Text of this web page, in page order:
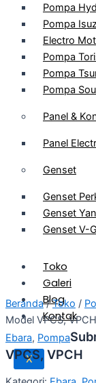
Pompa
Pompa
Electro
Pompa
Pompa
Pompa
Panel &
Panel
Genset
Genset
Genset
Genset V-
Toko
Galeri
Blog
Kontak
X
Beranda/Toko /
Model VPCS, VPCH
Ebara, Pompa
VPCS, VPCH